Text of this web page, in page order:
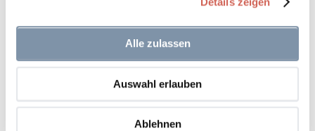
Alle zulassen
Auswahl erlauben
Ablehnen
Cosy 161